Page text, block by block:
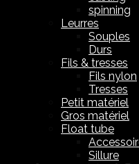
spinning
Leurres
Souples
Durs
Fils & tresses
Fils nylon
Tresses
Petit matériel
Gros matériel
Float tube
Sillure